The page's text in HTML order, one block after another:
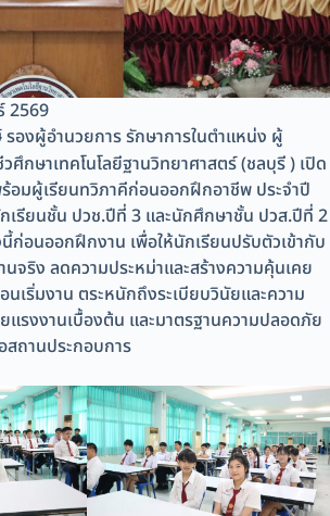
2569
รองผู้อำนวยการ รักษาการในตำแหน่ง ผู้
ศึกษาเทคโนโลยีฐานวิทยาศาสตร์ (ชลบุรี ) เปิด
อมผู้เรียนทวิภาคีก่อนออกฝึกอาชีพ ประจำปี
เรียนชั้น ปวช.ปีที่ 3 และนักศึกษาชั้น ปวส.ปีที่ 2
นี้ก่อนออกฝึกงาน เพื่อให้นักเรียนปรับตัวเข้ากับ
จริง ลดความประหม่าและสร้างความคุ้นเคย
เริ่มงาน ตระหนักถึงระเบียบวินัยและความ
แรงงานเบื้องต้น และมาตรฐานความปลอดภัย
สถานประกอบการ